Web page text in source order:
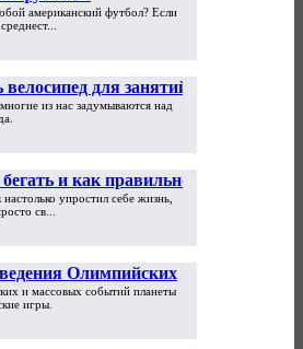
спорт Америки
американский футбол? Если
для занятий
и классификация
из нас задумываются над
и как правильно
упростил себе жизнь,
св...
Олимпийских
и массовых событий планеты
игры.